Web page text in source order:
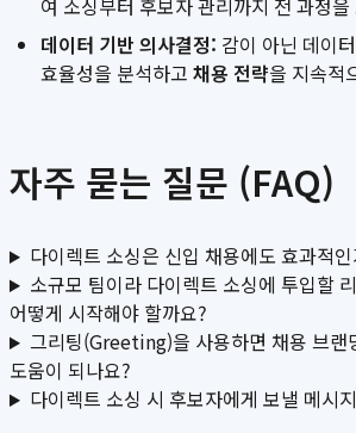
여 소싱부터 후보자 관리까지 전 과정
데이터 기반 의사결정: 감이 아닌 데이
효율성을 분석하고 채용 전략을 지속적
자주 묻는 질문 (FAQ)
다이렉트 소싱은 신입 채용에도 효과적
소규모 팀이라 다이렉트 소싱에 투입할
어떻게 시작해야 할까요?
그리팅(Greeting)을 사용하면 채용 브랜
도움이 되나요?
다이렉트 소싱 시 후보자에게 보낼 메시